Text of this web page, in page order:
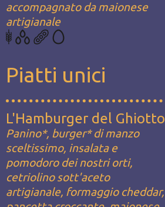
accompagnato da maionese
artigianale
Piatti unici
L'Hamburger del Ghiotto
Panino*, burger* di manzo
sceltissimo, insalata e
pomodoro dei nostri orti,
cetriolino sott'aceto
artigianale, formaggio cheddar,